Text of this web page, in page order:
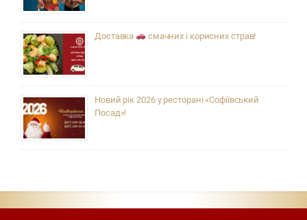
Доставка смачних і корисних страв!
Новий рік 2026 у ресторані «Софіївський
Посад»!